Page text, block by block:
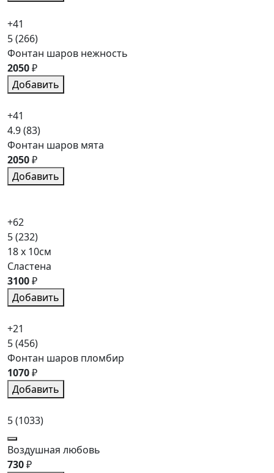
+41
5(266)
Фонтан шаров нежность
2050₽
Добавить
+41
4.9(83)
Фонтан шаров мята
2050₽
Добавить
+62
5(232)
18 x 10см
Сластена
3100₽
Добавить
+21
5(456)
Фонтан шаров пломбир
1070₽
Добавить
5(1033)
Воздушная любовь
730₽